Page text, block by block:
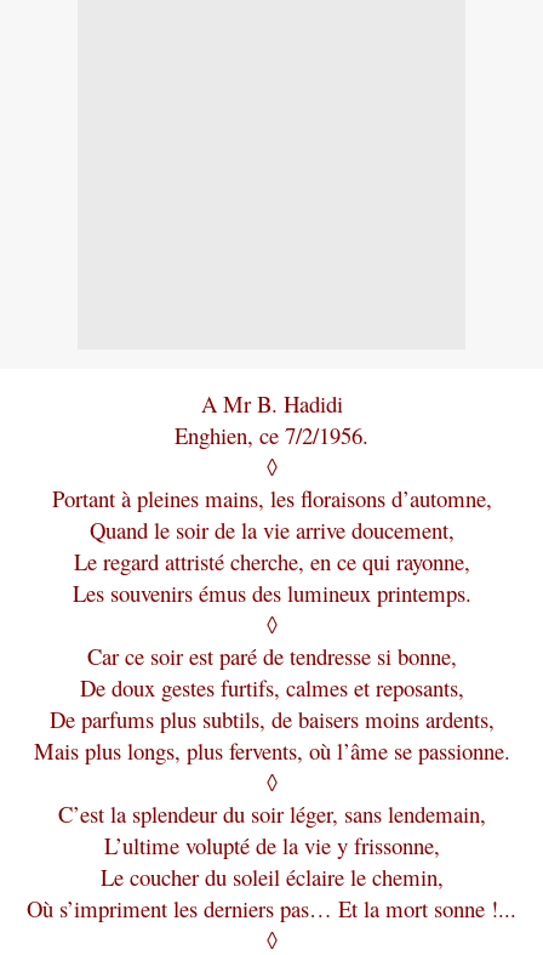
A Mr B. Hadidi
Enghien, ce 7/2/1956.
◊
Portant à pleines mains, les floraisons d’automne,
Quand le soir de la vie arrive doucement,
Le regard attristé cherche, en ce qui rayonne,
Les souvenirs émus des lumineux printemps.
◊
Car ce soir est paré de tendresse si bonne,
De doux gestes furtifs, calmes et reposants,
De parfums plus subtils, de baisers moins ardents,
Mais plus longs, plus fervents, où l’âme se passionne.
◊
C’est la splendeur du soir léger, sans lendemain,
L’ultime volupté de la vie y frissonne,
Le coucher du soleil éclaire le chemin,
Où s’impriment les derniers pas… Et la mort sonne !...
◊